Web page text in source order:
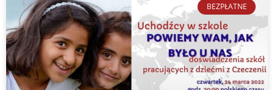
BEZPŁATNE